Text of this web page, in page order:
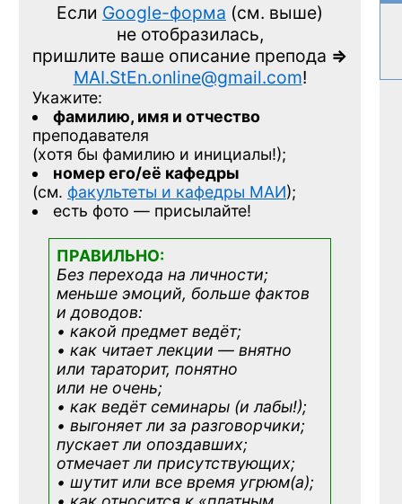
Если Google-форма (см. выше)
не отобразилась,
пришлите ваше описание препода =>
MAI.StEn.online@gmail.com!
Укажите:
фамилию, имя и отчество
преподавателя
(хотя бы фамилию и инициалы!);
номер его/её кафедры
(см. факультеты и кафедры МАИ);
есть фото — присылайте!
ПРАВИЛЬНО:
Без перехода на личности;
меньше эмоций, больше фактов
и доводов:
• какой предмет ведёт;
• как читает лекции — внятно
или тараторит, понятно
или не очень;
• как ведёт семинары (и лабы!);
• выгоняет ли за разговорчики;
пускает ли опоздавших;
отмечает ли присутствующих;
• шутит или все время угрюм(а);